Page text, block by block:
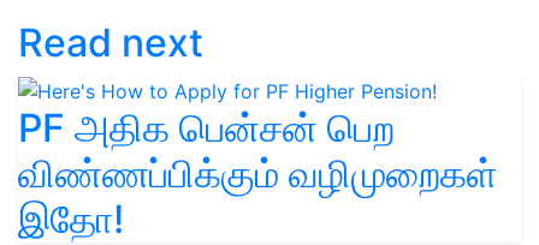
Read next
PF அதிக பென்சன் பெற
விண்ணப்பிக்கும் வழிமுறைகள்
இதோ!